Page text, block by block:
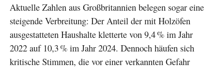
Aktuelle Zahlen aus Großbritannien belegen sogar eine
steigende Verbreitung: Der Anteil der mit Holzöfen
ausgestatteten Haushalte kletterte von 9,4 % im Jahr
2022 auf 10,3 % im Jahr 2024. Dennoch häufen sich
kritische Stimmen, die vor einer verkannten Gefahr